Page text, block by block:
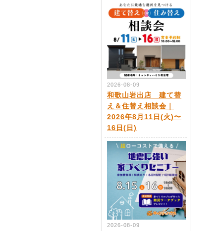
2026-08-09
和歌山岩出店 建て替
え＆住替え相談会｜
2026年8月11日(火)〜
16日(日)
2026-08-09